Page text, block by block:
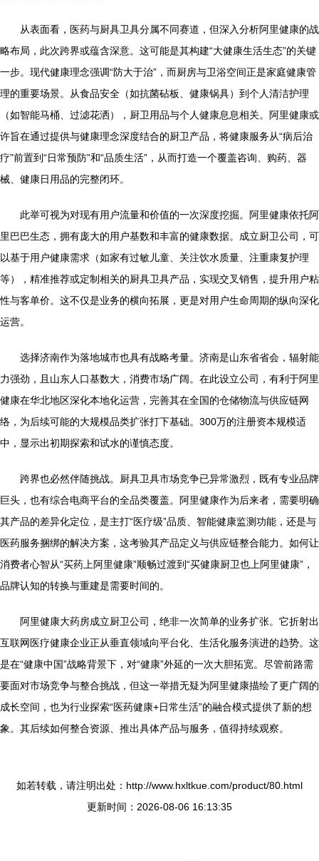
从表面看，医药与厨具卫具分属不同赛道，但深入分析阿里健康的战
略布局，此次跨界或蕴含深意。这可能是其构建“大健康生活生态”的关键
一步。现代健康理念强调“防大于治”，而厨房与卫浴空间正是家庭健康管
理的重要场景。从食品安全（如抗菌砧板、健康锅具）到个人清洁护理
（如智能马桶、过滤花洒），厨卫用品与个人健康息息相关。阿里健康或
许旨在通过提供与健康理念深度结合的厨卫产品，将健康服务从“病后治
疗”前置到“日常预防”和“品质生活”，从而打造一个覆盖咨询、购药、器
械、健康日用品的完整闭环。
此举可视为对现有用户流量和价值的一次深度挖掘。阿里健康依托阿
里巴巴生态，拥有庞大的用户基数和丰富的健康数据。成立厨卫公司，可
以基于用户健康需求（如家有过敏儿童、关注饮水质量、注重康复护理
等），精准推荐或定制相关的厨具卫具产品，实现交叉销售，提升用户粘
性与客单价。这不仅是业务的横向拓展，更是对用户生命周期的纵向深化
运营。
选择济南作为落地城市也具有战略考量。济南是山东省省会，辐射能
力强劲，且山东人口基数大，消费市场广阔。在此设立公司，有利于阿里
健康在华北地区深化本地化运营，完善其在全国的仓储物流与供应链网
络，为后续可能的大规模品类扩张打下基础。300万的注册资本规模适
中，显示出初期探索和试水的谨慎态度。
跨界也必然伴随挑战。厨具卫具市场竞争已异常激烈，既有专业品牌
巨头，也有综合电商平台的全品类覆盖。阿里健康作为后来者，需要明确
其产品的差异化定位，是主打“医疗级”品质、智能健康监测功能，还是与
医药服务捆绑的解决方案，这考验其产品定义与供应链整合能力。如何让
消费者心智从“买药上阿里健康”顺畅过渡到“买健康厨卫也上阿里健康”，
品牌认知的转换与重建是需要时间的。
阿里健康大药房成立厨卫公司，绝非一次简单的业务扩张。它折射出
互联网医疗健康企业正从垂直领域向平台化、生活化服务演进的趋势。这
是在“健康中国”战略背景下，对“健康”外延的一次大胆拓宽。尽管前路需
要面对市场竞争与整合挑战，但这一举措无疑为阿里健康描绘了更广阔的
成长空间，也为行业探索“医药健康+日常生活”的融合模式提供了新的想
象。其后续如何整合资源、推出具体产品与服务，值得持续观察。
如若转载，请注明出处：http://www.hxltkue.com/product/80.html
更新时间：2026-08-06 16:13:35